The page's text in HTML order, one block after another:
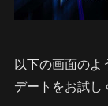
以下の画面の
デートをお試し